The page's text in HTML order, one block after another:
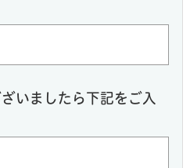
いましたら下記をご入